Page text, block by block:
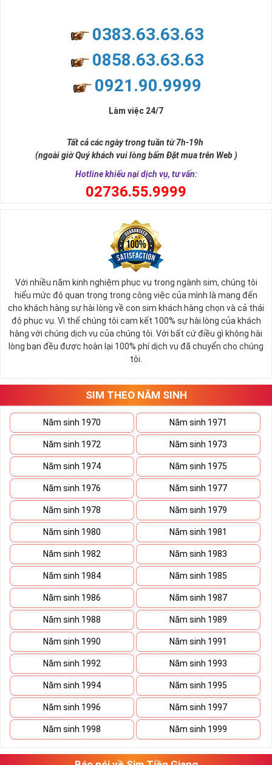
Người Mệnh Môc Nên Chọn Sim Như Thế Nào?
Nhâm Tý (1972), Quý Sửu (1973) , Canh Thân (1980), Tân Dậu
(1981), Mậu Thìn (1928, 1988), Kỷ Tỵ (1929, 1989), Nhâm
Ngọ (1942, 2002), Quý Mùi (1943, 2003), Canh Dần (1950,
2010), Tân Mão (1951, 2011), Mậu Tuất (1958, 2018), Kỷ Hợi
Trong đó tính chất Mộc của các năm sinh gồm
Tùng Bawch Mộc: ( 1950, 1951 )
Định Gia Mộc: ( 1968 - 1969 )
Tang Thích Mộc: ( 1972, 1973 )
Thạch Lưu Mộc: ( 1980, 1981 )
Đại Lâm Mộc: ( 1988, 1989 )
Dương Liễu Mộc: ( 2002, 2003 )
►Tính cách người mệnh Mộc:
Những người thuộc mệnh Mộc thường có tính cách chung
tài giao tiếp khéo léo vì thế đi tới đâu, họ cũng được mọi
người yêu mến, quý trọng.
Người mệnh Mộc đại diện cho sức sống mãnh liệt, người đi
đầu trong công việc, luôn tràn đầy nhiệt huyết và năng lượng.
Nhưng cũng thường bị người khác ghen tị và bị kẻ xấu hãm
hại, nếu không cẩn thận sẽ dễ rước họa vào thân.
Tham khảo ngay:
Cập Nhật List Sim Số Đẹp Đầu
09 Giảm Giá
Cách Chọn Sim Số Đẹp Phong
Thủy Cho Người Mệnh Mộc
Chọn sim số đẹp cho người mệnh Mộc không phải cứ điểm
cao là bạn chọn mỗi con số đều mang cho mình 1 bản mệnh
tương ứng, chọn sim hợp sẽ đem lại vận may, hanh thông,
kích Tài đón Lộc, công danh thuận lợi cho chủ nhân
0383.63.63.63
0858.63.63.63
0921.90.9999
Làm việc 24/7
Tất cả các ngày trong tuần từ 7h-19h
(ngoài giờ Quý khách vui lòng bấm Đặt mua trên Web )
Hotline khiếu nại dịch vụ, tư vấn:
02736.55.9999
Với nhiều năm kinh nghiệm phục vụ trong ngành sim, chúng tôi
hiểu mức độ quan trọng trong công việc của mình là mang đến
cho khách hàng sự hài lòng về con sim khách hàng chọn và cả thái
độ phục vụ. Vì thế chúng tôi cam kết 100% sự hài lòng của khách
hàng với chúng dịch vụ của chúng tôi. Với bất cứ điều gì không hài
lòng bạn đều được hoàn lại 100% phí dịch vụ đã chuyển cho chúng
tôi.
SIM THEO NĂM SINH
Năm sinh 1970 Năm sinh 1971
Năm sinh 1972 Năm sinh 1973
Năm sinh 1974 Năm sinh 1975
Năm sinh 1976 Năm sinh 1977
Năm sinh 1978 Năm sinh 1979
Năm sinh 1980 Năm sinh 1981
Năm sinh 1982 Năm sinh 1983
Năm sinh 1984 Năm sinh 1985
Năm sinh 1986 Năm sinh 1987
Năm sinh 1988 Năm sinh 1989
Năm sinh 1990 Năm sinh 1991
Năm sinh 1992 Năm sinh 1993
Năm sinh 1994 Năm sinh 1995
Năm sinh 1996 Năm sinh 1997
Năm sinh 1998 Năm sinh 1999